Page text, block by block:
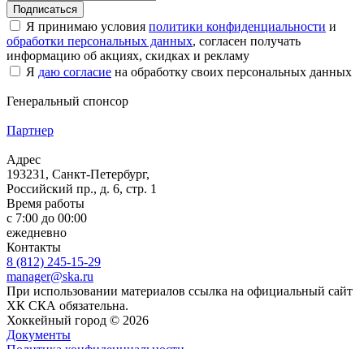
Подписаться
Я принимаю условия политики конфиденциальности и
обработки персональных данных, согласен получать
информацию об акциях, скидках и рекламу
Я даю согласие на обработку своих персональных данных
Генеральный спонсор
Партнер
Адрес
193231, Санкт-Петербург,
Российский пр., д. 6, стр. 1
Время работы
с 7:00 до 00:00
ежедневно
Контакты
8 (812) 245-15-29
manager@ska.ru
При использовании материалов ссылка на официальный сайт
ХК СКА обязательна.
Хоккейный город © 2026
Документы